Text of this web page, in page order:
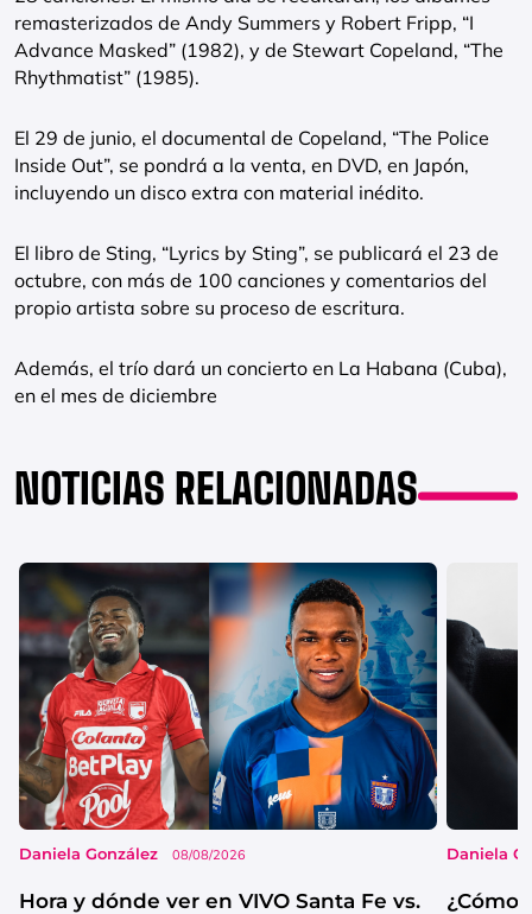
remasterizados de Andy Summers y Robert Fripp, “I
Advance Masked” (1982), y de Stewart Copeland, “The
Rhythmatist” (1985).
El 29 de junio, el documental de Copeland, “The Police
Inside Out”, se pondrá a la venta, en DVD, en Japón,
incluyendo un disco extra con material inédito.
El libro de Sting, “Lyrics by Sting”, se publicará el 23 de
octubre, con más de 100 canciones y comentarios del
propio artista sobre su proceso de escritura.
Además, el trío dará un concierto en La Habana (Cuba),
en el mes de diciembre
NOTICIAS RELACIONADAS
Daniela González 08/08/2026
Hora y dónde ver en VIVO Santa Fe vs.
Daniela
¿Cómo